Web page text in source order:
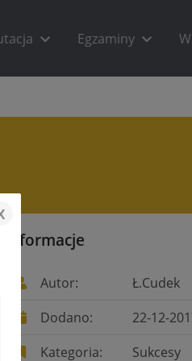
Egzaminy
Informacje
Autor:
Ł.Cudek
Dodano:
22-12-
Kategoria:
Sukcesy